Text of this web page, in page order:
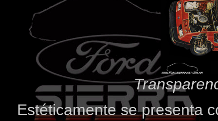
Estéticamente se presenta